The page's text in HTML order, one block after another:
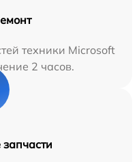
техники Microsoft
2 часов.